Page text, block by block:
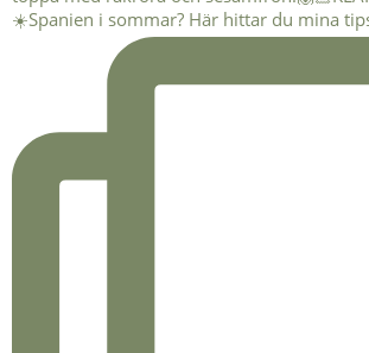
☀️Spanien i sommar? Här hittar du mina